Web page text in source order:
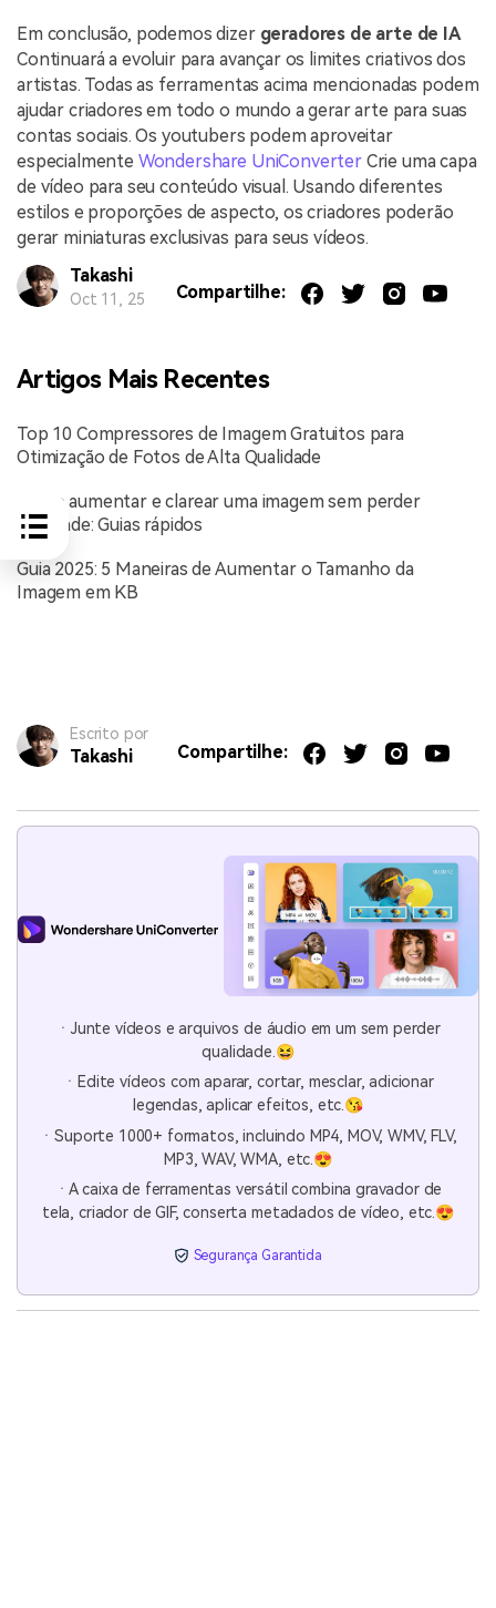
Em conclusão, podemos dizergeradores de arte de IA
Continuará a evoluir para avançar os limites criativos dos
artistas. Todas as ferramentas acima mencionadas podem
ajudar criadores em todo o mundo a gerar arte para suas
contas sociais. Os youtubers podem aproveitar
especialmente Wondershare UniConverter Crie uma capa
de vídeo para seu conteúdo visual. Usando diferentes
estilos e proporções de aspecto, os criadores poderão
gerar miniaturas exclusivas para seus vídeos.
Takashi
Oct 11, 25 Compartilhe:
Artigos Mais Recentes
Top 10 Compressores de Imagem Gratuitos para
Otimização de Fotos de Alta Qualidade
Como aumentar e clarear uma imagem sem perder
qualidade: Guias rápidos
Guia 2025: 5 Maneiras de Aumentar o Tamanho da
Imagem em KB
Escrito por
Takashi Compartilhe:
ㆍJunte vídeos e arquivos de áudio em um sem perder
qualidade.😆
ㆍEdite vídeos com aparar, cortar, mesclar, adicionar
legendas, aplicar efeitos, etc.😘
ㆍSuporte 1000+ formatos, incluindo MP4, MOV, WMV, FLV,
MP3, WAV, WMA, etc.😍
ㆍA caixa de ferramentas versátil combina gravador de
tela, criador de GIF, conserta metadados de vídeo, etc.😍
Segurança Garantida